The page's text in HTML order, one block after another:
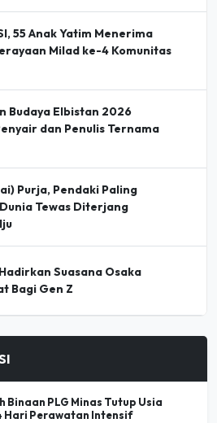
55 Anak Yatim Menerima
Milad ke-4 Komunitas
Budaya Elbistan 2026
dan Penulis Ternama
Purja, Pendaki Paling
Tewas Diterjang
Suasana Osaka
Bagi Gen Z
Binaan PLG Minas Tutup Usia
Hari Perawatan Intensif